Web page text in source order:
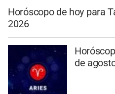
Horóscopo de hoy para
2026
de